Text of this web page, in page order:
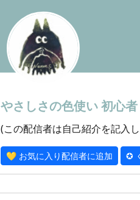
やさしさの色使い初心者
(この配信者は自己紹介を記入
💛 お気に入り配信者に追加 ✪